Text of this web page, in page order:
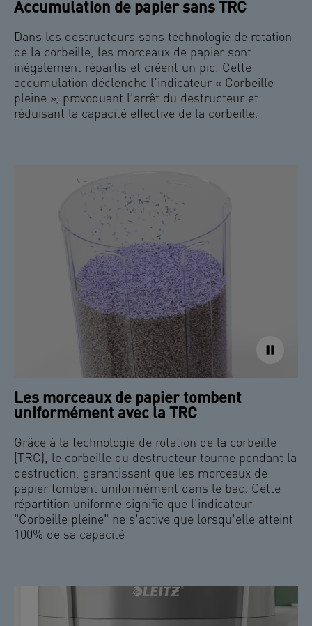
Accumulation de papier sans TRC
Dans les destructeurs sans technologie de rotation
de la corbeille, les morceaux de papier sont
inégalement répartis et créent un pic. Cette
accumulation déclenche l'indicateur « Corbeille
pleine », provoquant l'arrêt du destructeur et
réduisant la capacité effective de la corbeille.
Les morceaux de papier tombent
uniformément avec la TRC
Grâce à la technologie de rotation de la corbeille
(TRC), le corbeille du destructeur tourne pendant la
destruction, garantissant que les morceaux de
papier tombent uniformément dans le bac. Cette
répartition uniforme signifie que l'indicateur
"Corbeille pleine" ne s'active que lorsqu'elle atteint
100% de sa capacité